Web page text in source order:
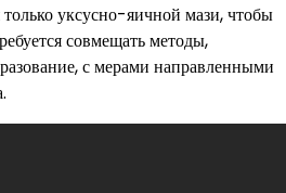
уксусно-яичной мази, чтобы
совмещать методы,
с мерами направленными